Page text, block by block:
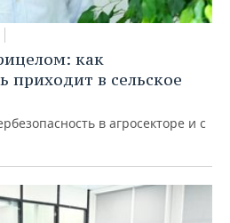
как
приходит в сельское
в агросекторе и с